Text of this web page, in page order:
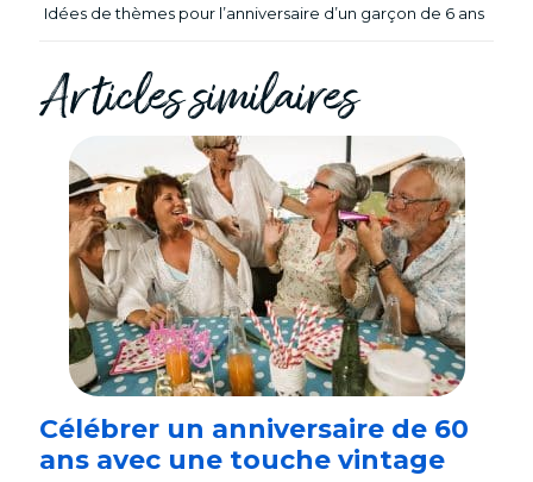
Idées de thèmes pour l’anniversaire d’un garçon de 6 ans
Articles similaires
Célébrer un anniversaire de 60
ans avec une touche vintage